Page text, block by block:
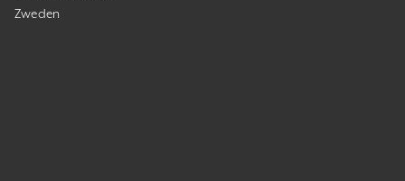
Zweden